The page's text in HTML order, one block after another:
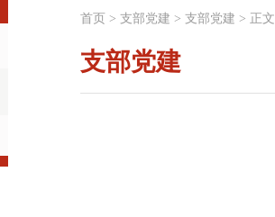
首页 > 支部党建 > 支部党建 > 正文
支部党建